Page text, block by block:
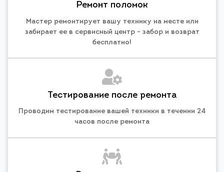
Ремонт поломок
Мастер ремонтирует вашу технику на месте или
забирает ее в сервисный центр - забор и возврат
бесплатно!
Тестирование после ремонта
Проводим тестирование вашей техники в течении 24
часов после ремонта